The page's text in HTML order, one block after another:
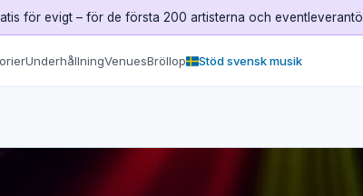
för evigt – för de första 200 artisterna och
UnderhållningVenuesBröllop Stöd svensk musik